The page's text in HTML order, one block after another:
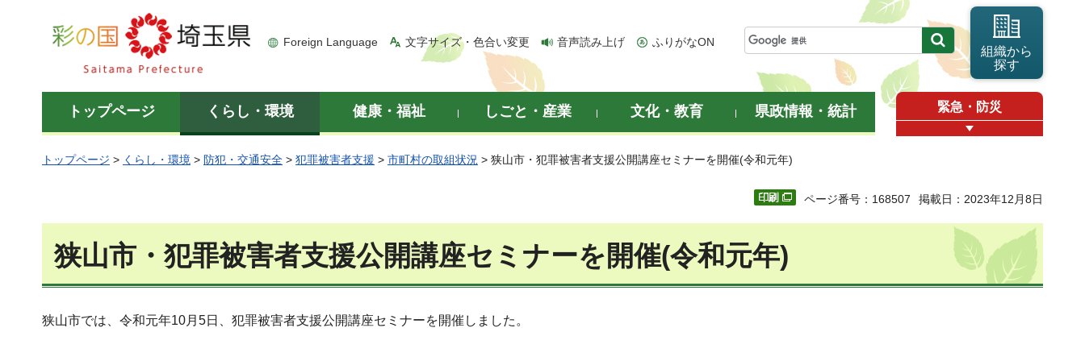
彩の国 埼玉県
Foreign Language 文字サイズ・色合い変更 音声読み上げ ふりがなON
組織から
探す
トップページ くらし・環境 健康・福祉 しごと・産業 文化・教育 県政情報・統計 緊急・防災
トップページ > くらし・環境 > 防犯・交通安全 > 犯罪被害者支援 > 市町村の取組状況 > 狭山市・犯罪被害者支援公開講座セミナーを開催(令和元年)
ページ番号：168507 掲載日：2023年12月8日
狭山市・犯罪被害者支援公開講座セミナーを開催(令和元年)
狭山市では、令和元年10月5日、犯罪被害者支援公開講座セミナーを開催しました。